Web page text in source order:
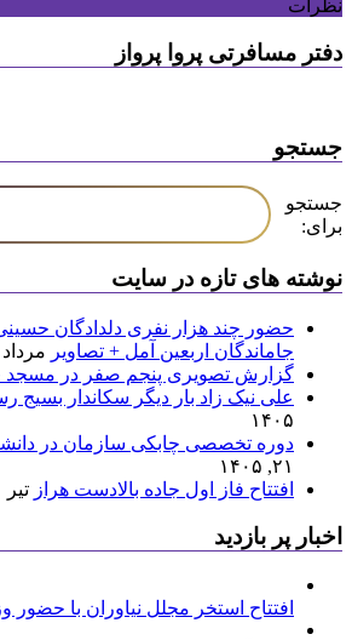
نظرات
دفتر مسافرتی پروا پرواز
جستجو
جستجو
برای:
نوشته های تازه در سایت
حضور چند هزار نفری دلدادگان
جاماندگان اربعین آمل + تصاویر مرداد ۱۴, ۱۴۰۵
گزارش تصویری پنجم صفر در مسجد
علی نیک زاد بار دیگر سکاندار بسیج
۱۴۰۵
دوره تخصصی چابکی سازمان در
۲۱, ۱۴۰۵
افتتاح فاز اول جاده بالادست هراز تیر ۱۰, ۱۴۰۵
اخبار پر بازدید
افتتاح استخر مجلل نیاوران با